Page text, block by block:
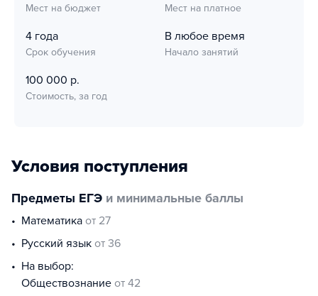
Мест на бюджет Мест на платное
4 года
Срок обучения
В любое время
Начало занятий
100 000 р.
Стоимость, за год
Условия поступления
Предметы ЕГЭ и минимальные баллы
математика от 27
русский язык от 36
На выбор:
обществознание от 42